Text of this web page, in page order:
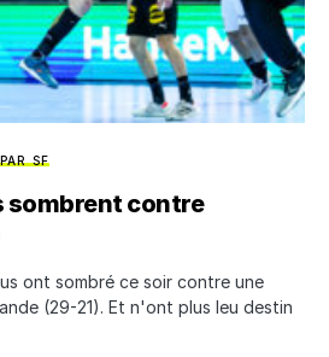
SF
sombrent contre
ont sombré ce soir contre une
(29-21). Et n'ont plus leu destin